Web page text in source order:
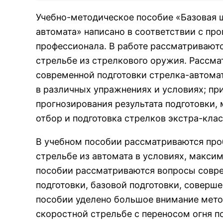
Учебно-методическое пособие
автомата» написано в соответствии с
профессионала. В работе
стрельбе из стрелкового оружия.
современной подготовки стрелка-
в различных упражнениях и условиях;
прогнозирования результата
отбор и подготовка стрелков экстра-
В учебном пособии рассматриваются
стрельбе из автомата в условиях,
пособии рассматриваются вопросы
подготовки, базовой подготовки,
пособии уделено большое внимание
скоростной стрельбе с переносом огня